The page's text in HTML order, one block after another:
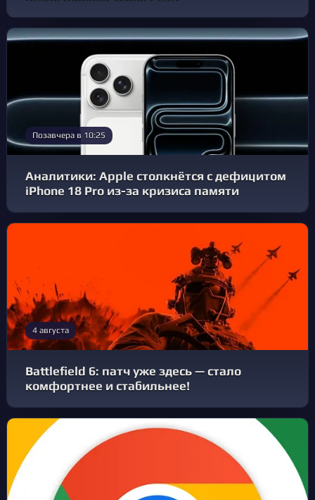
Позавчера в 10:25
Аналитики: Apple столкнётся с дефицитом
iPhone 18 Pro из-за кризиса памяти
4 августа
Battlefield 6: патч уже здесь — стало
комфортнее и стабильнее!